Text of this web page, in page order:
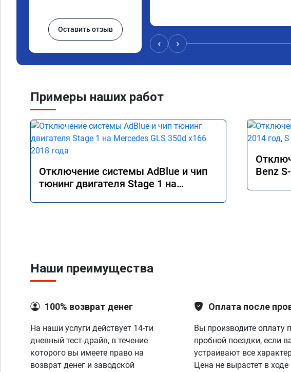
Оставить отзыв
‹ ›
Примеры наших работ
Отключение системы AdBlue и чип
тюнинг двигателя Stage 1 на
Benz
Наши преимущества
100% возврат денег
На наши услуги действует 14-ти
дневный тест-драйв, в течение
которого вы имеете право на
возврат денег и заводской
Оплата после
Вы производите оплату
пробной поездки, если
устраивают все
Цена не вырастет в ходе